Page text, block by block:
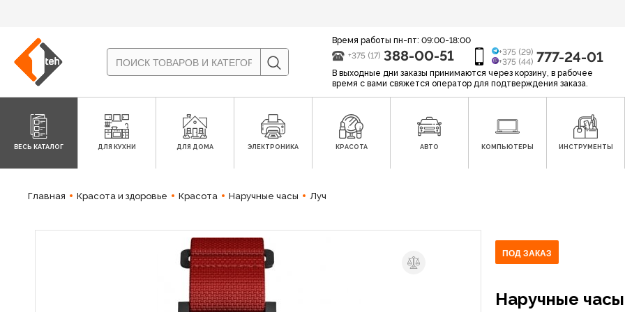
Время работы пн-пт: 09:00-18:00
+375 (17) 388-00-51
+375 (29)
+375 (44) 777-24-01
В выходные дни заказы принимаются через корзину, в рабочее
время с вами свяжется оператор для подтверждения заказа.
ВЕСЬ КАТАЛОГ ДЛЯ КУХНИ ДЛЯ ДОМА ЭЛЕКТРОНИКА КРАСОТА АВТО КОМПЬЮТЕРЫ ИНСТРУМЕНТЫ
Главная Красота и здоровье Красота Наручные часы Луч
ПОД ЗАКАЗ
Наручные